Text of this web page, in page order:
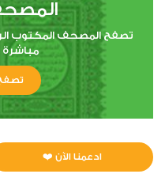
تصفح المصحف المكتوب
مباشرة
ادعمنا الآن ❤️